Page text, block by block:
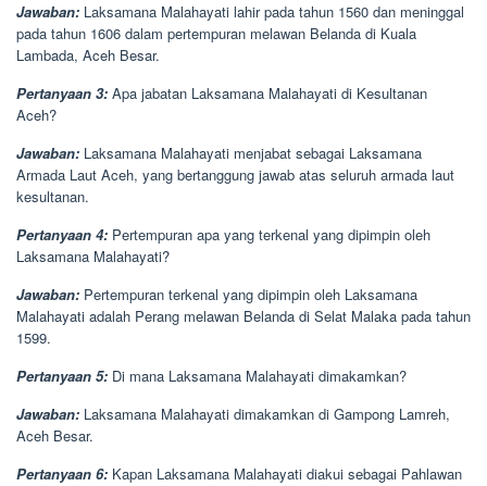
Jawaban: Laksamana Malahayati lahir pada tahun 1560 dan meninggal
pada tahun 1606 dalam pertempuran melawan Belanda di Kuala
Lambada, Aceh Besar.
Pertanyaan 3: Apa jabatan Laksamana Malahayati di Kesultanan
Aceh?
Jawaban: Laksamana Malahayati menjabat sebagai Laksamana
Armada Laut Aceh, yang bertanggung jawab atas seluruh armada laut
kesultanan.
Pertanyaan 4: Pertempuran apa yang terkenal yang dipimpin oleh
Laksamana Malahayati?
Jawaban: Pertempuran terkenal yang dipimpin oleh Laksamana
Malahayati adalah Perang melawan Belanda di Selat Malaka pada tahun
1599.
Pertanyaan 5: Di mana Laksamana Malahayati dimakamkan?
Jawaban: Laksamana Malahayati dimakamkan di Gampong Lamreh,
Aceh Besar.
Pertanyaan 6: Kapan Laksamana Malahayati diakui sebagai Pahlawan